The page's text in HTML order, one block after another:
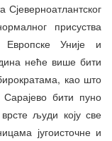
Сјеверноатлантског
присуства
Уније и
неће више бити
као што
бити пуно
људи коју све
југоисточне и